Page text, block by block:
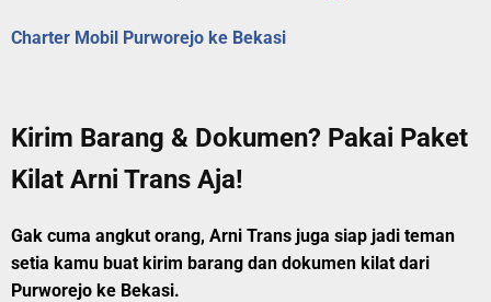
Charter Mobil Purworejo ke Bekasi
Kirim Barang & Dokumen? Pakai Paket
Kilat Arni Trans Aja!
Gak cuma angkut orang, Arni Trans juga siap jadi teman
setia kamu buat kirim barang dan dokumen kilat dari
Purworejo ke Bekasi.